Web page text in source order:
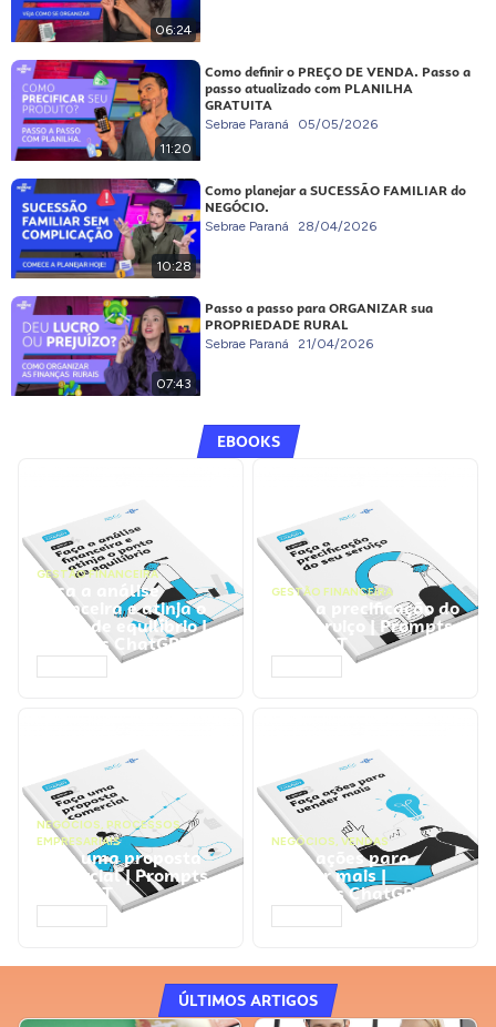
06:24
11:20
Como definir o PREÇO DE VENDA. Passo a
passo atualizado com PLANILHA
GRATUITA
Sebrae Paraná 05/05/2026
10:28
Como planejar a SUCESSÃO FAMILIAR do
NEGÓCIO.
Sebrae Paraná 28/04/2026
07:43
Passo a passo para ORGANIZAR sua
PROPRIEDADE RURAL
Sebrae Paraná 21/04/2026
EBOOKS
GESTÃO FINANCEIRA
Faça a análise
financeira e atinja o
ponto de equilíbrio |
Prompts ChatGPT
GESTÃO FINANCEIRA
Faça a precificação do
seu serviço | Prompts
ChatGPT
NEGÓCIOS, PROCESSOS
EMPRESARIAIS
Faça uma proposta
comercial | Prompts
ChatGPT
NEGÓCIOS, VENDAS
Faça ações para
vender mais |
Prompts ChatGPT
ÚLTIMOS ARTIGOS